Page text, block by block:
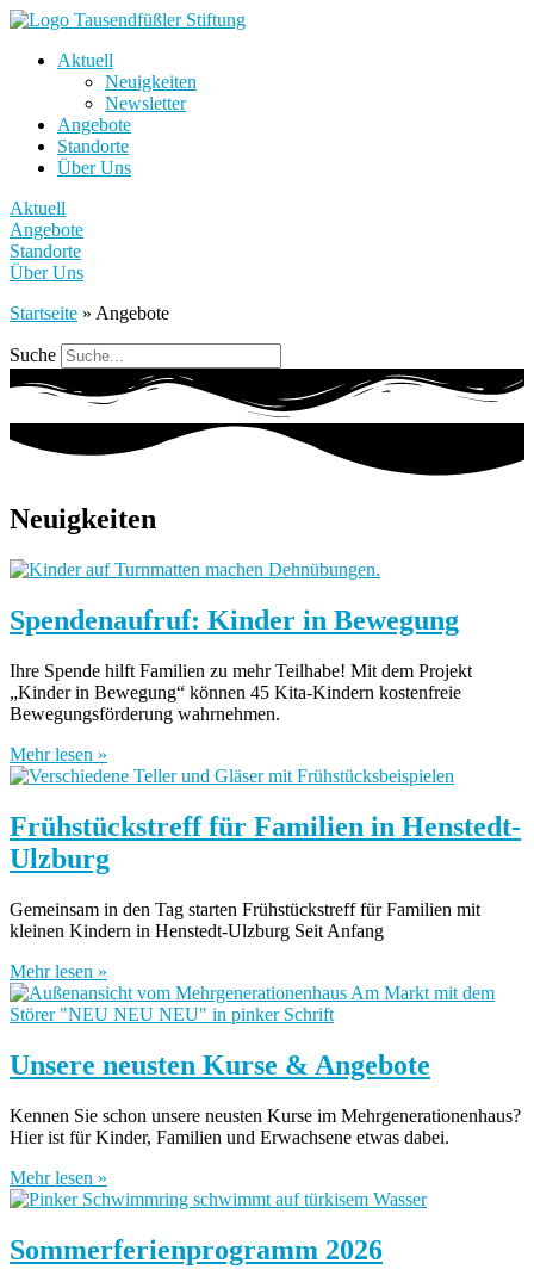
Aktuell
Neuigkeiten
Newsletter
Angebote
Standorte
Über Uns
Aktuell
Angebote
Standorte
Über Uns
Startseite » Angebote
Suche
Neuigkeiten
Spendenaufruf: Kinder in Bewegung
Ihre Spende hilft Familien zu mehr Teilhabe! Mit dem Projekt
„Kinder in Bewegung“ können 45 Kita-Kindern kostenfreie
Bewegungsförderung wahrnehmen.
Mehr lesen »
Frühstückstreff für Familien in Henstedt-
Ulzburg
Gemeinsam in den Tag starten Frühstückstreff für Familien mit
kleinen Kindern in Henstedt-Ulzburg Seit Anfang
Mehr lesen »
Unsere neusten Kurse & Angebote
Kennen Sie schon unsere neusten Kurse im Mehrgenerationenhaus?
Hier ist für Kinder, Familien und Erwachsene etwas dabei.
Mehr lesen »
Sommerferienprogramm 2026